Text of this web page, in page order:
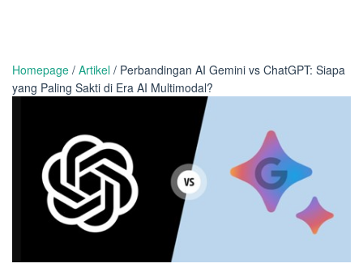
Homepage / Artikel / Perbandingan AI Gemini vs ChatGPT: Siapa
yang Paling Sakti di Era AI Multimodal?